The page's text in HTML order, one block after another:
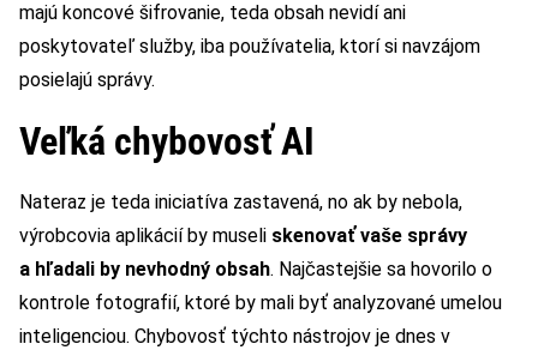
majú koncové šifrovanie, teda obsah nevidí ani
poskytovateľ služby, iba používatelia, ktorí si navzájom
posielajú správy.
Veľká chybovosť AI
Nateraz je teda iniciatíva zastavená, no ak by nebola,
výrobcovia aplikácií by museli skenovať vaše správy
a hľadali by nevhodný obsah. Najčastejšie sa hovorilo o
kontrole fotografií, ktoré by mali byť analyzované umelou
inteligenciou. Chybovosť týchto nástrojov je dnes v